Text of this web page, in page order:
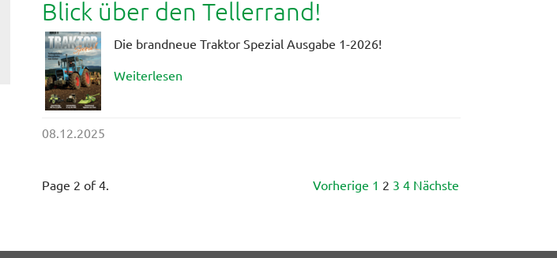
Blick über den Tellerrand!
Die brandneue Traktor Spezial Ausgabe 1-2026!
Weiterlesen
08.12.2025
Page 2 of 4. Vorherige 1 2 3 4 Nächste